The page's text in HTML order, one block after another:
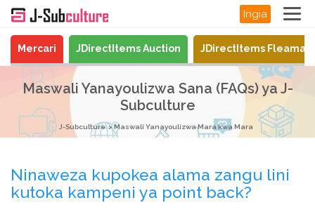
Ingia
Mercari JDirectItems Auction JDirectItems
Maswali Yanayoulizwa Sana (FAQs) ya J-
Subculture
J-Subculture Maswali Yanayoulizwa Mara kwa Mara
Ninaweza kupokea alama zangu lini
kutoka kampeni ya point back?